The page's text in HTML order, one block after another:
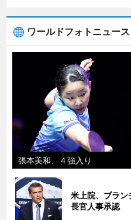
ワールドフォトニュース
張本美和、４強入り
米上院、ブラン
長官人事承認